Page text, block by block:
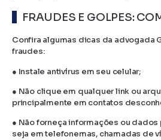
FRAUDES E GOLPES:
Confira algumas dicas da advogada
fraudes:
● Instale antivírus em seu celular;
● Não clique em qualquer link ou
principalmente em contatos
● Não forneça informações ou
seja em telefonemas, chamadas de